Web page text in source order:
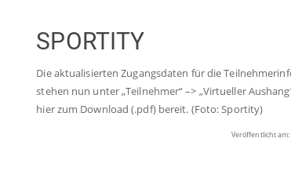
SPORTITY
Die aktualisierten Zugangsdaten für die
stehen nun unter „Teilnehmer“ –> „Virtueller
hier zum Download (.pdf) bereit. (Foto: Sportity)
Veröffentlicht